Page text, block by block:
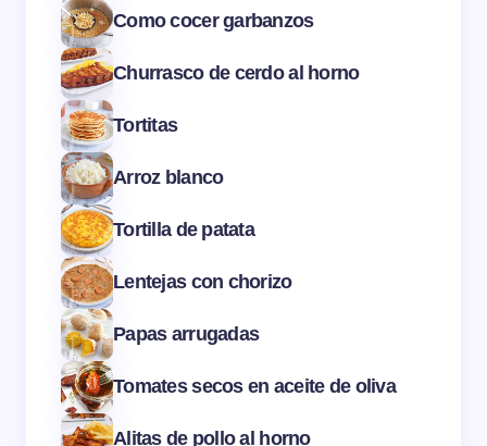
Como cocer garbanzos
Churrasco de cerdo al horno
Tortitas
Arroz blanco
Tortilla de patata
Lentejas con chorizo
Papas arrugadas
Tomates secos en aceite de oliva
Alitas de pollo al horno